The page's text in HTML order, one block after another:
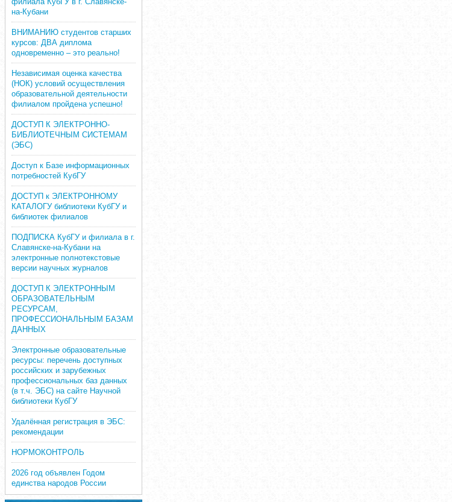
на-Кубани
ВНИМАНИЮ студентов старших
курсов: ДВА диплома
одновременно – это реально!
Независимая оценка качества
(НОК) условий осуществления
образовательной деятельности
филиалом пройдена успешно!
ДОСТУП К ЭЛЕКТРОННО-
БИБЛИОТЕЧНЫМ СИСТЕМАМ
(ЭБС)
Доступ к Базе информационных
потребностей КубГУ
ДОСТУП к ЭЛЕКТРОННОМУ
КАТАЛОГУ библиотеки КубГУ и
библиотек филиалов
ПОДПИСКА КубГУ и филиала в г.
Славянске-на-Кубани на
электронные полнотекстовые
версии научных журналов
ДОСТУП К ЭЛЕКТРОННЫМ
ОБРАЗОВАТЕЛЬНЫМ
РЕСУРСАМ,
ПРОФЕССИОНАЛЬНЫМ БАЗАМ
ДАННЫХ
Электронные образовательные
ресурсы: перечень доступных
российских и зарубежных
профессиональных баз данных
(в т.ч. ЭБС) на сайте Научной
библиотеки КубГУ
Удалённая регистрация в ЭБС:
рекомендации
НОРМОКОНТРОЛЬ
2026 год объявлен Годом
единства народов России